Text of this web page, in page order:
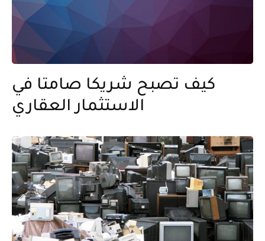
كيف تصبح شريكا صامتا في
الاستثمار العقاري